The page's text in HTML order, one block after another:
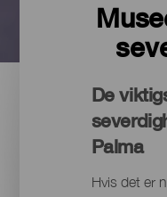
De
Palma
Hvis det er